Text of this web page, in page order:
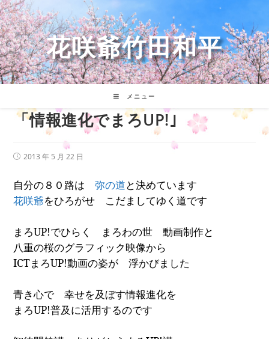
コ
ン
テ
ン
ツ
へ
ス
花咲爺竹田和平
メニュー
「情報進化でまろUP!｣
投
開
日:
2013 年 5 月 22 日
自分の８０路は弥の道と決めています
花咲爺をひろがせ こだましてゆく道です
まろUP!でひらく まろわの世 動画制作と
八重の桜のグラフィック映像から
ICTまろUP!動画の姿が 浮かびました
青き心で 幸せを及ぼす情報進化を
まろUP!普及に活用するのです